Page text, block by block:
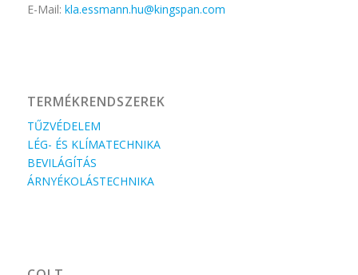
E-Mail: kla.essmann.hu@kingspan.com
TERMÉKRENDSZEREK
TŰZVÉDELEM
LÉG- ÉS KLÍMATECHNIKA
BEVILÁGÍTÁS
ÁRNYÉKOLÁSTECHNIKA